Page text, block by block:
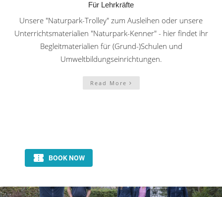
Für Lehrkräfte
Unsere "Naturpark-Trolley" zum Ausleihen oder unsere
Unterrichtsmaterialien "Naturpark-Kenner" - hier findet ihr
Begleitmaterialien für (Grund-)Schulen und
Umweltbildungseinrichtungen.
Read More